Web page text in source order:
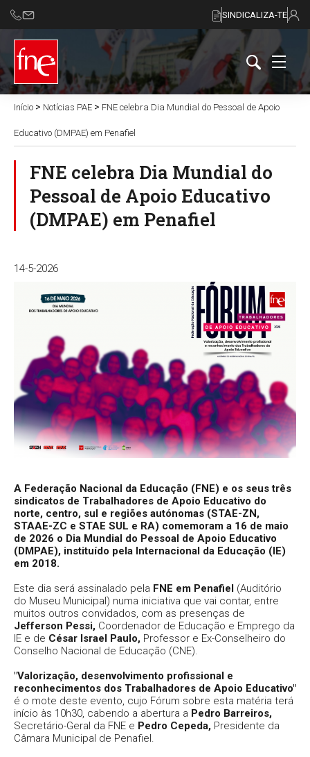
SINDICALIZA-TE
Início > Notícias PAE > FNE celebra Dia Mundial do Pessoal de Apoio
Educativo (DMPAE) em Penafiel
FNE celebra Dia Mundial do
Pessoal de Apoio Educativo
(DMPAE) em Penafiel
14-5-2026
A Federação Nacional da Educação (FNE) e os seus três
sindicatos de Trabalhadores de Apoio Educativo do
norte, centro, sul e regiões autónomas (STAE-ZN,
STAAE-ZC e STAE SUL e RA) comemoram a 16 de maio
de 2026 o Dia Mundial do Pessoal de Apoio Educativo
(DMPAE), instituído pela Internacional da Educação (IE)
em 2018.
Este dia será assinalado pela FNE em Penafiel (Auditório
do Museu Municipal) numa iniciativa que vai contar, entre
muitos outros convidados, com as presenças de
Jefferson Pessi, Coordenador de Educação e Emprego da
IE e de César Israel Paulo, Professor e Ex-Conselheiro do
Conselho Nacional de Educação (CNE).
"Valorização, desenvolvimento profissional e
reconhecimentos dos Trabalhadores de Apoio Educativo"
é o mote deste evento, cujo Fórum sobre esta matéria terá
início às 10h30, cabendo a abertura a Pedro Barreiros,
Secretário-Geral da FNE e Pedro Cepeda, Presidente da
Câmara Municipal de Penafiel.